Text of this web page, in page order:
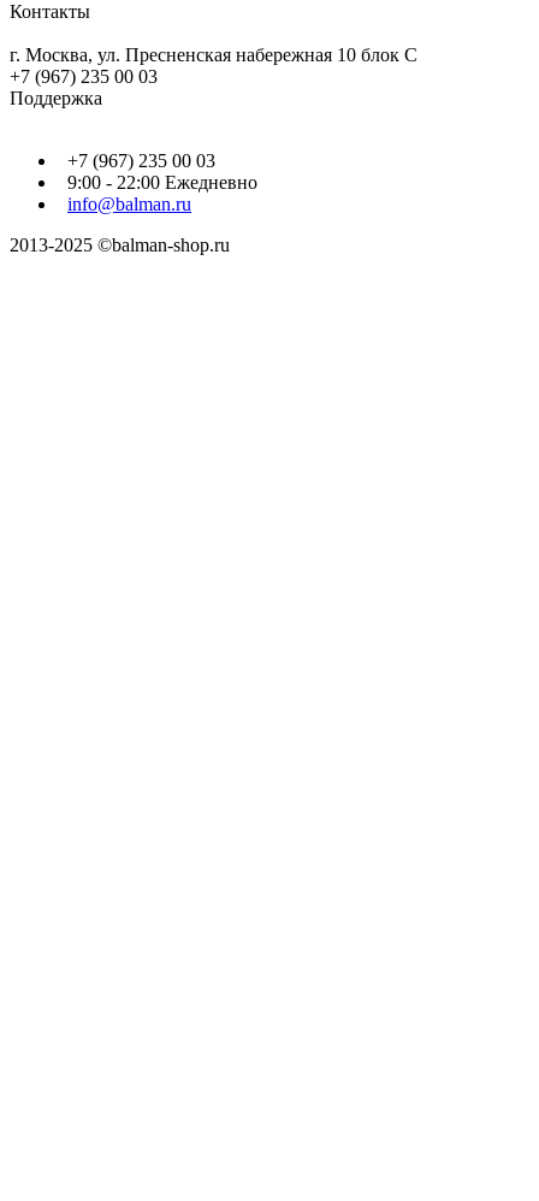
Контакты
г. Москва, ул. Пресненская набережная 10 блок С
+7 (967) 235 00 03
Поддержка
+7 (967) 235 00 03
9:00 - 22:00 Ежедневно
info@balman.ru
2013-2025 ©balman-shop.ru